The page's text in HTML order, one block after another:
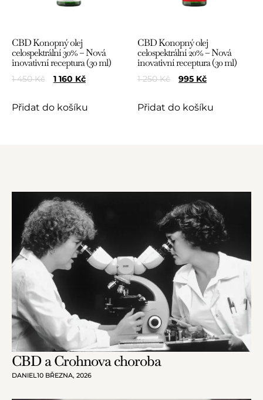
CBD Konopný olej
celospektrální 30% – Nová
inovativní receptura (30 ml)
1 450Kč 1 160 Kč
Přidat do košíku
CBD Konopný olej
celospektrální 20% – Nová
inovativní receptura (30 ml)
1 250Kč 995 Kč
Přidat do košíku
CBD a Crohnova choroba
DANIEL10 BŘEZNA, 2026